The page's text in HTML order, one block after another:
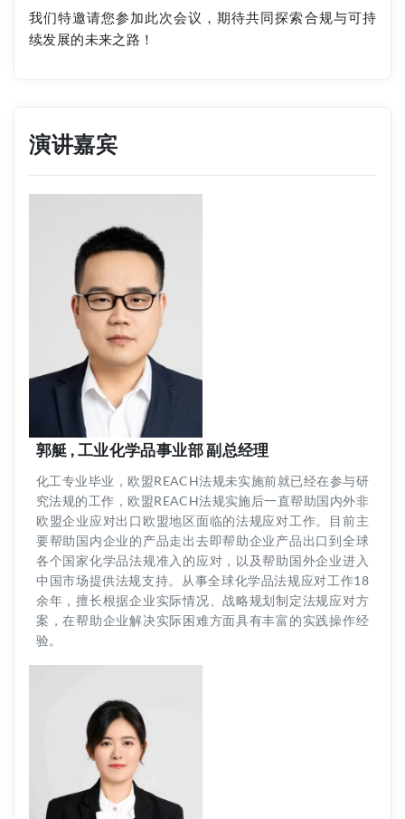
我们特邀请您参加此次会议，期待共同探索合规与可持
续发展的未来之路！
演讲嘉宾
郭艇 , 工业化学品事业部 副总经理
化工专业毕业，欧盟REACH法规未实施前就已经在参与研
究法规的工作，欧盟REACH法规实施后一直帮助国内外非
欧盟企业应对出口欧盟地区面临的法规应对工作。目前主
要帮助国内企业的产品走出去即帮助企业产品出口到全球
各个国家化学品法规准入的应对，以及帮助国外企业进入
中国市场提供法规支持。从事全球化学品法规应对工作18
余年，擅长根据企业实际情况、战略规划制定法规应对方
案，在帮助企业解决实际困难方面具有丰富的实践操作经
验。